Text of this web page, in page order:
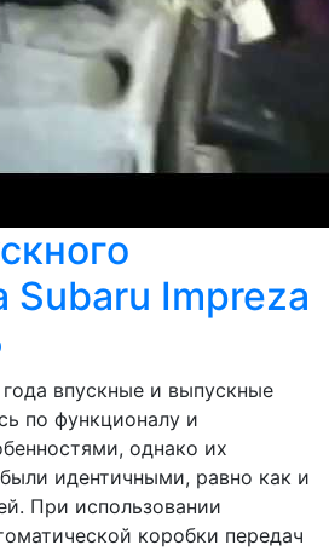
Subaru Impreza
впускные и выпускные
по функционалу и
однако их
идентичными, равно как и
При использовании
коробки передач